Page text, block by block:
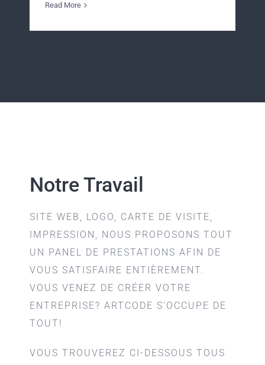
Read More
Notre Travail
SITE WEB, LOGO, CARTE DE VISITE,
IMPRESSION, NOUS PROPOSONS TOUT
UN PANEL DE PRESTATIONS AFIN DE
VOUS SATISFAIRE ENTIÈREMENT.
VOUS VENEZ DE CRÉER VOTRE
ENTREPRISE? ARTCODE S’OCCUPE DE
TOUT!
VOUS TROUVEREZ CI-DESSOUS TOUS